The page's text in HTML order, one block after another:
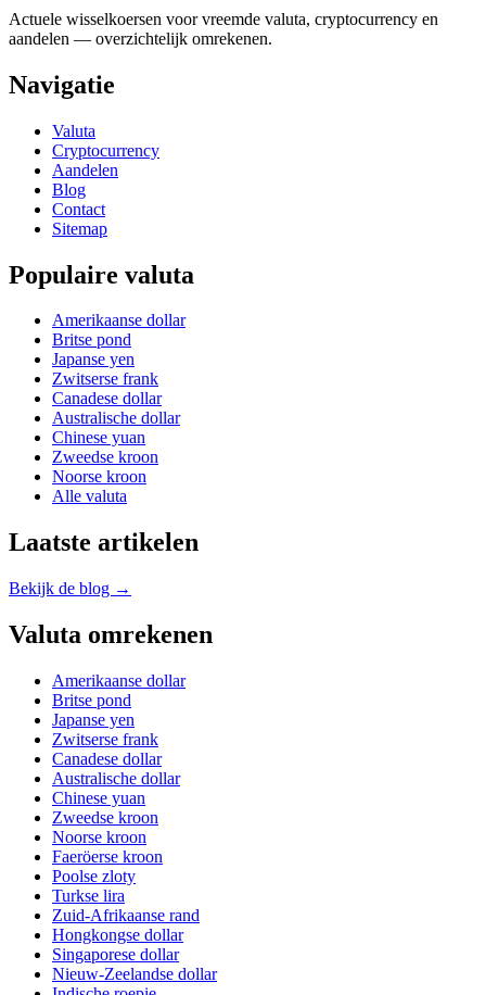
Actuele wisselkoersen voor vreemde valuta, cryptocurrency en
aandelen — overzichtelijk omrekenen.
Navigatie
Valuta
Cryptocurrency
Aandelen
Blog
Contact
Sitemap
Populaire valuta
Amerikaanse dollar
Britse pond
Japanse yen
Zwitserse frank
Canadese dollar
Australische dollar
Chinese yuan
Zweedse kroon
Noorse kroon
Alle valuta
Laatste artikelen
Bekijk de blog →
Valuta omrekenen
Amerikaanse dollar
Britse pond
Japanse yen
Zwitserse frank
Canadese dollar
Australische dollar
Chinese yuan
Zweedse kroon
Noorse kroon
Faeröerse kroon
Poolse zloty
Turkse lira
Zuid-Afrikaanse rand
Hongkongse dollar
Singaporese dollar
Nieuw-Zeelandse dollar